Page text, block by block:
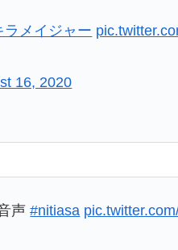
16, 2020
August 16, 2020